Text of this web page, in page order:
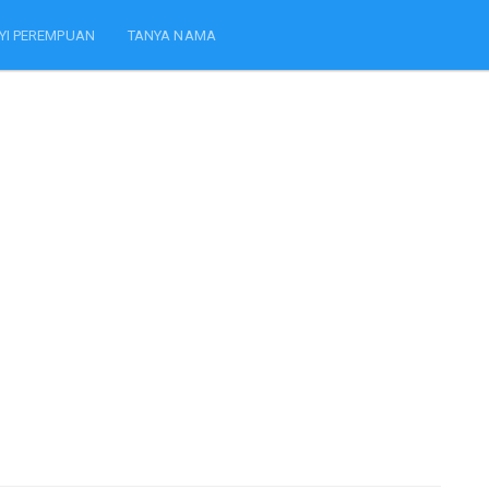
PEREMPUAN TANYA NAMA